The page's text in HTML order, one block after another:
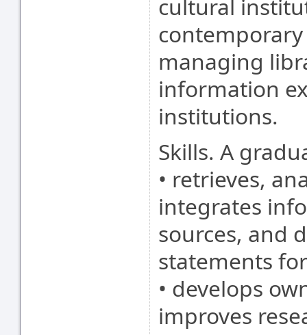
cultural
managing
information
institutions.
Skills. A
• retrieves,
integrates
sources, and
statements
• develops
improves